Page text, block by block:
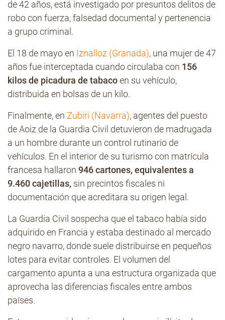
de 42 años, está investigado por presuntos delitos de
robo con fuerza, falsedad documental y pertenencia
a grupo criminal.
El 18 de mayo en Iznalloz (Granada), una mujer de 47
años fue interceptada cuando circulaba con 156
kilos de picadura de tabacoen su vehículo,
distribuida en bolsas de un kilo.
Finalmente, en Zubiri (Navarra), agentes del puesto
de Aoiz de la Guardia Civil detuvieron de madrugada
a un hombre durante un control rutinario de
vehículos. En el interior de su turismo con matrícula
francesa hallaron 946 cartones, equivalentes a
9.460 cajetillas, sin precintos fiscales ni
documentación que acreditara su origen legal.
La Guardia Civil sospecha que el tabaco había sido
adquirido en Francia y estaba destinado al mercado
negro navarro, donde suele distribuirse en pequeños
lotes para evitar controles. El volumen del
cargamento apunta a una estructura organizada que
aprovecha las diferencias fiscales entre ambos
países.